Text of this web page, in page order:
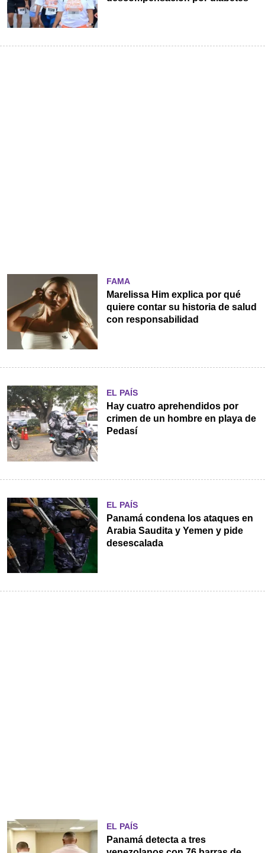
FAMA
Marelissa Him explica por qué
quiere contar su historia de salud
con responsabilidad
EL PAÍS
Hay cuatro aprehendidos por
crimen de un hombre en playa de
Pedasí
EL PAÍS
Panamá condena los ataques en
Arabia Saudita y Yemen y pide
desescalada
EL PAÍS
Panamá detecta a tres